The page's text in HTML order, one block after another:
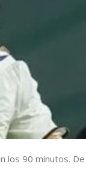
90 minutos. De